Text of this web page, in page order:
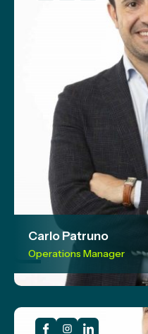
Carlo Patruno
Operations Manager